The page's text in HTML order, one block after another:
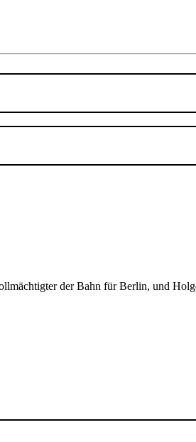
der Bahn für Berlin, und